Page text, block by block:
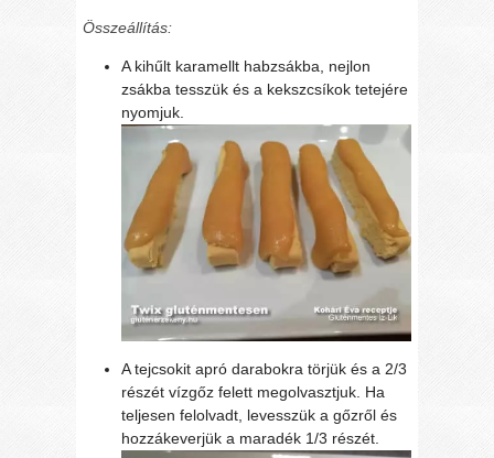
Összeállítás:
A kihűlt karamellt habzsákba, nejlon
zsákba tesszük és a kekszcsíkok tetejére
nyomjuk.
A tejcsokit apró darabokra törjük és a 2/3
részét vízgőz felett megolvasztjuk. Ha
teljesen felolvadt, levesszük a gőzről és
hozzákeverjük a maradék 1/3 részét.